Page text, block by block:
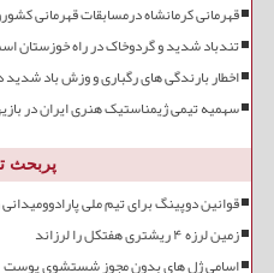
قهرمانی کرمانشاه درمسابقات قهرمانی
تندباد شدید و گردوخاک در راه خوزستان
اخطار بارندگی های رگباری و وزش باد
سهمیه تیمی ژیمناستیک هنری ایران در
پربحث
قوانین دوپینگ برای تیم ملی
زمین لرزه ۴ ریشتری هفتکل را لرزاند
اسامی ژل های بدون مجوز شستشوی پوست